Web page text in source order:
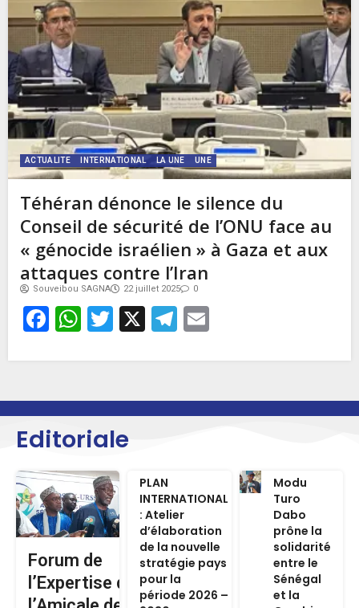
ACTUALITE INTERNATIONAL LA UNE UNE
Téhéran dénonce le silence du
Conseil de sécurité de l’ONU face au
« génocide israélien » à Gaza et aux
attaques contre l’Iran
Souveibou SAGNA 22 juillet 2025 0
Facebook
WhatsApp
Twitter
X Telegram
Editoriale
Forum de
l’Expertise de
PLAN
INTERNATIONAL
: Atelier
d’élaboration
de la nouvelle
stratégie pays
pour la
période 2026 –
Modu
Turo
Dabo
prône la
solidarité
entre le
Sénégal
et la